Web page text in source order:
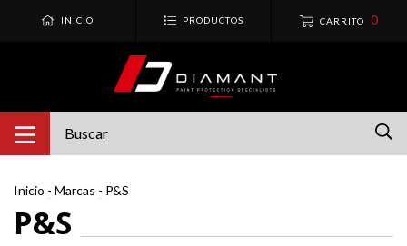
INICIO PRODUCTOS CARRITO 0
Inicio - Marcas - P&S
P&S